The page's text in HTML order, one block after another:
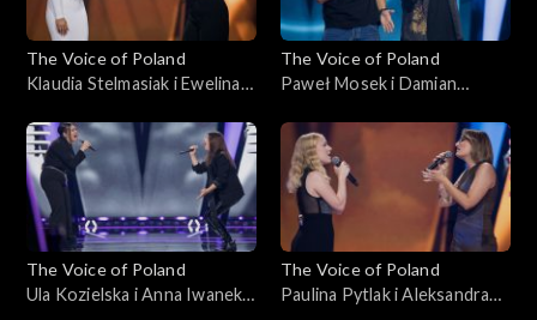
The Voice of Poland
Klaudia Stelmasiak i Ewelina
Voice of Poland”, Bitwy, 26
października 2024
The Voice of Poland
Paweł Mosek i Damian
„The Voice of Poland”, Bitwy,
26 października 2024
The Voice of Poland
Ula Kozielska i Anna Iwanek –
The Voice of Poland
Paulina Pytlak i Aleksandra